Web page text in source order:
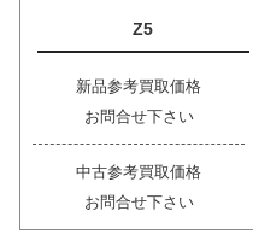
Z5
新品参考買取価格
お問合せ下さい
中古参考買取価格
お問合せ下さい